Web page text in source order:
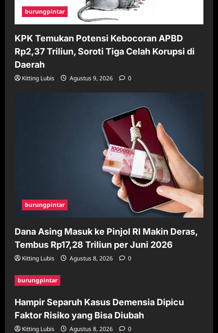
burungpintar
KPK Temukan Potensi Kebocoran APBD
Rp2,37 Triliun, Soroti Tiga Celah Korupsi di
Daerah
Kitting Lubis Agustus 9, 2026 0
burungpintar
Dana Asing Masuk ke Pinjol RI Makin Deras,
Tembus Rp17,28 Triliun per Juni 2026
Kitting Lubis Agustus 8, 2026 0
burungpintar
Hampir Separuh Kasus Demensia Dipicu
Faktor Risiko yang Bisa Diubah
Kitting Lubis Agustus 8, 2026 0